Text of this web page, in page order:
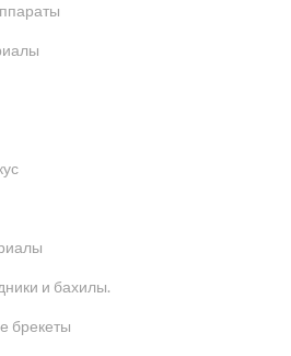
и бахилы.
брекеты